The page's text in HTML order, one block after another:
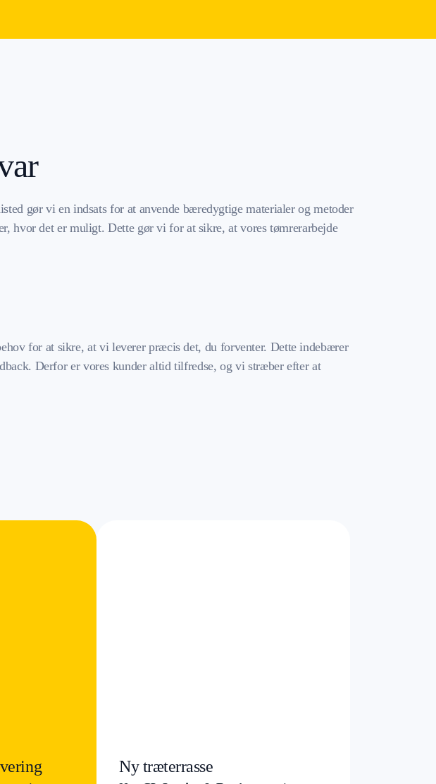
gør vi en indsats for at anvende bæredygtige materialer og metoder
hvor det er muligt. Dette gør vi for at sikre, at vores tømrerarbejde
for at sikre, at vi leverer præcis det, du forventer. Dette indebærer
Derfor er vores kunder altid tilfredse, og vi stræber efter at
Ny træterrasse